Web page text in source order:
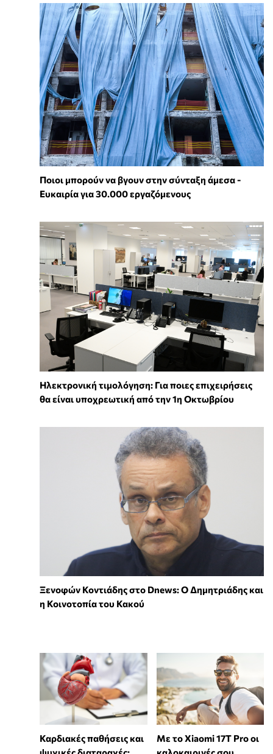
Ποιοι μπορούν να βγουν στην σύνταξη άμεσα -
Ευκαιρία για 30.000 εργαζόμενους
Ηλεκτρονική τιμολόγηση: Για ποιες επιχειρήσεις
θα είναι υποχρεωτική από την 1η Οκτωβρίου
Ξενοφών Κοντιάδης στο Dnews: Ο Δημητριάδης και
η Κοινοτοπία του Κακού
Καρδιακές παθήσεις και
Με το Xiaomi 17T Pro οι